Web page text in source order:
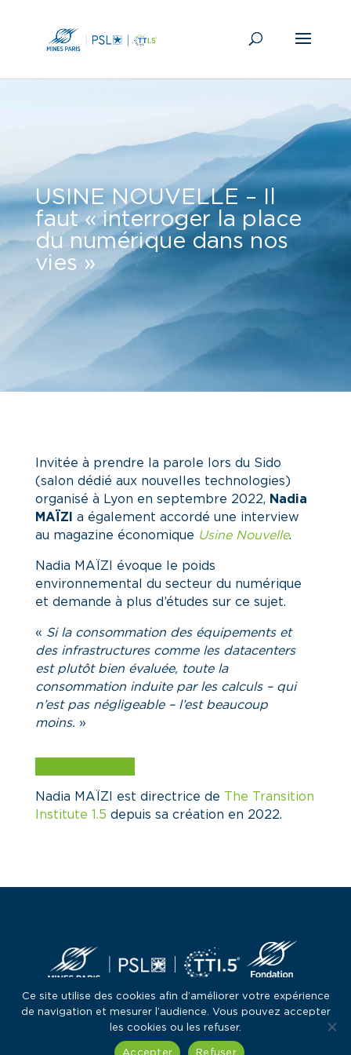
USINE NOUVELLE – Il
faut « interroger la place
du numérique dans nos
vies »
Invitée à prendre la parole lors du Sido
(salon dédié aux nouvelles technologies)
organisé à Lyon en septembre 2022, Nadia
MAÏZI
a également accordé une interview
au magazine économique Usine Nouvelle.
Nadia MAÏZI évoque le poids
environnemental du secteur du numérique
et demande à plus d’études sur ce sujet.
« Si la consommation des équipements et
des infrastructures comme les datacenters
est plutôt bien évaluée, toute la
consommation induite par les calculs – qui
n’est pas négligeable – l’est beaucoup
moins. »
Nadia MAÏZI est directrice de The Transition
Institute 1.5 depuis sa création en 2022.
Ce site utilise des cookies afin d’améliorer votre expérience
de navigation et mesurer l’audience. Vous pouvez accepter
les cookies ou les refuser.
Accepter Refuser